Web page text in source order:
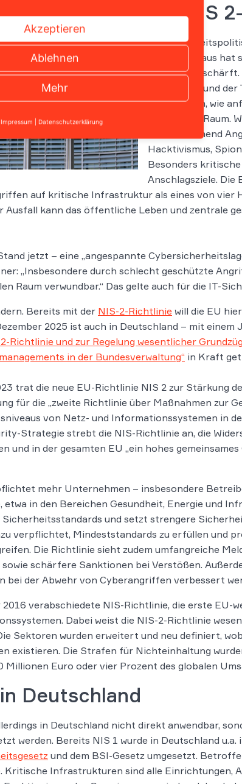
Die NIS
Die
darüber hinaus
deutlich verschärft.
die Ukraine und
Israel zeigen, wie
im digitalen Raum.
sich zunehmend
Hacktivismus,
Besonders
Anschlagsziele. Die
auf kritische Infrastruktur als eines von vier
Ausfall kann das öffentliche Leben und zentrale
jetzt – eine „angespannte
„Insbesondere durch schlecht geschützte
Raum verwundbar.“ Das gelte auch für die IT-
Bereits mit der NIS-2-Richtlinie will die EU
2025 ist auch in Deutschland – mit einem
Richtlinie und zur Regelung wesentlicher
in der Bundesverwaltung“ in Kraft
trat die neue EU-Richtlinie NIS 2 zur Stärkung
für die „zweite Richtlinie über Maßnahmen zur
von Netz- und Informationssystemen in
Strategie strebt die NIS-Richtlinie an, die
und in der gesamten EU „ein hohes
mehr Unternehmen – insbesondere
in den Bereichen Gesundheit, Energie und
und setzt strengere
verpflichtet, Mindeststandards zu erfüllen und
Die Richtlinie sieht zudem umfangreiche
schärfere Sanktionen bei Verstößen.
bei der Abwehr von Cyberangriffen verbessert
verabschiedete NIS-Richtlinie, die erste EU-
Dabei weist die NIS-2-Richtlinie
Sektoren wurden erweitert und neu definiert,
existieren. Die Strafen für Nichteinhaltung
Millionen Euro oder vier Prozent des globalen
Deutschland
in Deutschland nicht direkt anwendbar,
werden. Bereits NIS 1 wurde in Deutschland u.a.
und dem BSI-Gesetz umgesetzt.
Infrastrukturen sind alle Einrichtungen,
Akzeptieren
Ablehnen
Mehr
Impressum Datenschutzerklärung